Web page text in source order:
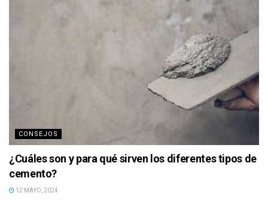
CONSEJOS
¿Cuáles son y para qué sirven los diferentes tipos de
cemento?
12 MAYO, 2024